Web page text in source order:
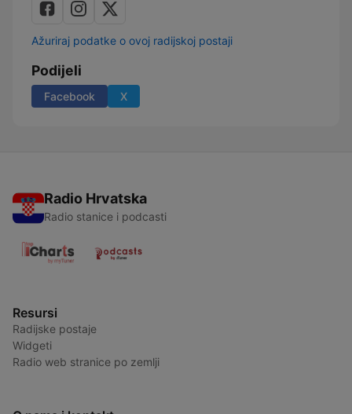
Ažuriraj podatke o ovoj radijskoj postaji
Podijeli
Facebook X
Radio Hrvatska
Radio stanice i podcasti
Resursi
Radijske postaje
Widgeti
Radio web stranice po zemlji